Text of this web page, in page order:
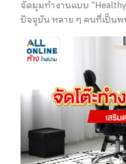
จัดมุมทำงานแบบ “Healthy
ปัจจุบัน หลาย ๆ คนที่เป็น